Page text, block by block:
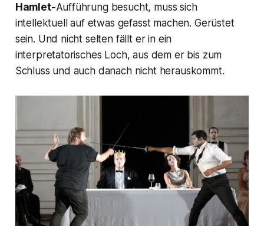
Hamlet-Aufführung besucht, muss sich
intellektuell auf etwas gefasst machen. Gerüstet
sein. Und nicht selten fällt er in ein
interpretatorisches Loch, aus dem er bis zum
Schluss und auch danach nicht herauskommt.